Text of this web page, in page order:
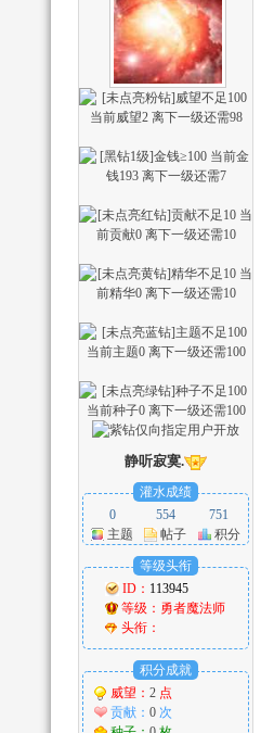
小
静听寂寞.
灌水成绩
0
主题
554
帖子
751
积分
等级头衔
ID： 113945
等级： 勇者魔法师
头衔：
积分成就
威望： 2 点
贡献： 0 次